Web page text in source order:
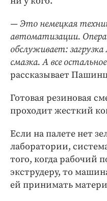
— Это немецкая
автоматизации.
обслуживает:
смазка. А все
рассказывает
Готовая резиновая
проходит жесткий
Если на палете нет
лаборатории,
того, когда рабочий
экструдеру, то
ей принимать